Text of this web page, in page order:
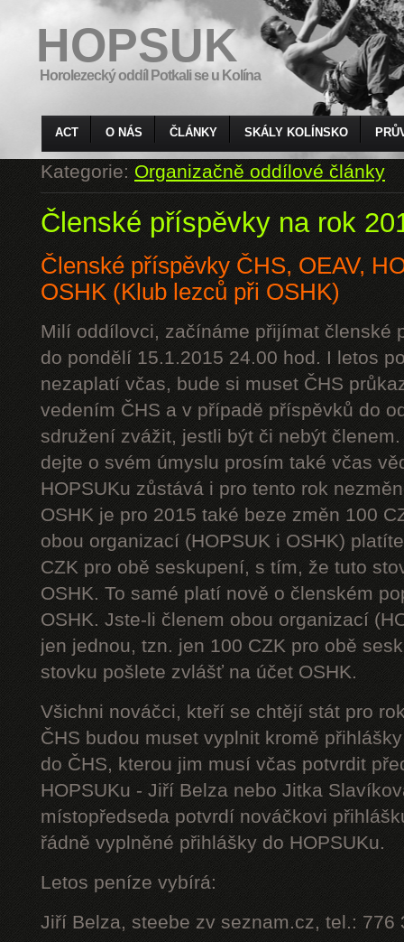
HOPSUK
Horolezecký oddíl Potkali se u Kolína
ACT O NÁS ČLÁNKY SKÁLY KOLÍNSKO
Kategorie:Organizačně oddílové články
Členské příspěvky na rok
Členské příspěvky ČHS, OEAV,
OSHK (Klub lezců při OSHK)
Milí oddílovci, začínáme přijímat členské
do pondělí 15.1.2015 24.00 hod. I letos
nezaplatí včas, bude si muset ČHS
vedením ČHS a v případě příspěvků do
sdružení zvážit, jestli být či nebýt
dejte o svém úmyslu prosím také včas
HOPSUKu zůstává i pro tento rok
OSHK je pro 2015 také beze změn 100
obou organizací (HOPSUK i OSHK)
CZK pro obě seskupení, s tím, že tuto
OSHK. To samé platí nově o členském
OSHK. Jste-li členem obou organizací
jen jednou, tzn. jen 100 CZK pro obě
stovku pošlete zvlášť na účet OSHK.
Všichni nováčci, kteří se chtějí stát pro
ČHS budou muset vyplnit kromě
do ČHS, kterou jim musí včas potvrdit
HOPSUKu - Jiří Belza nebo Jitka
místopředseda potvrdí nováčkovi
řádně vyplněné přihlášky do HOPSUKu.
Letos peníze vybírá:
Jiří Belza, steebe zv seznam.cz, tel.: 776